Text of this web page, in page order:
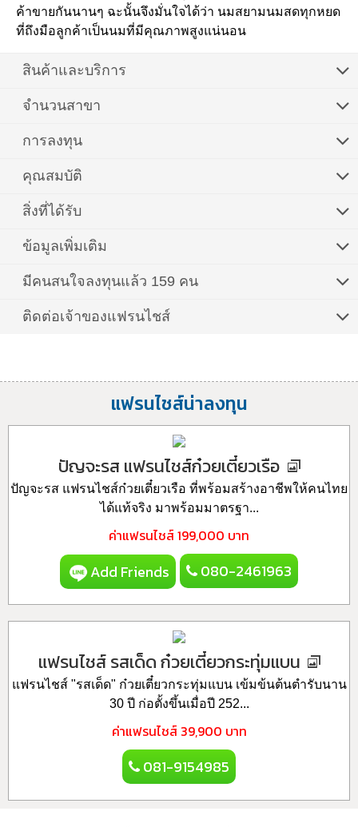
ค้าขายกันนานๆ ฉะนั้นจึงมั่นใจได้ว่า นมสยามนมสดทุกหยด
ที่ถึงมือลูกค้าเป็นนมที่มีคุณภาพสูงแน่นอน
สินค้าและบริการ
จำนวนสาขา
การลงทุน
คุณสมบัติ
สิ่งที่ได้รับ
ข้อมูลเพิ่มเติม
มีคนสนใจลงทุนแล้ว 159 คน
ติดต่อเจ้าของแฟรนไชส์
แฟรนไชส์น่าลงทุน
ปัญจะรส แฟรนไชส์ก๋วยเตี๋ยวเรือ
ปัญจะรส แฟรนไชส์ก๋วยเตี๋ยวเรือ ที่พร้อมสร้างอาชีพให้คนไทย
ได้แท้จริง มาพร้อมมาตรฐา...
ค่าแฟรนไชส์ 199,000 บาท
Add Friends 080-2461963
แฟรนไชส์ รสเด็ด ก๋วยเตี๋ยวกระทุ่มแบน
แฟรนไชส์ "รสเด็ด" ก๋วยเตี๋ยวกระทุ่มแบน เข้มข้นต้นตำรับนาน
30 ปี ก่อตั้งขึ้นเมื่อปี 252...
ค่าแฟรนไชส์ 39,900 บาท
081-9154985